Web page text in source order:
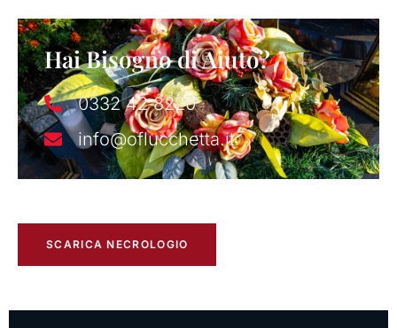
Hai Bisogno di Aiuto?
0332 42 8220
info@oflucchetta.it
SCARICA NECROLOGIO